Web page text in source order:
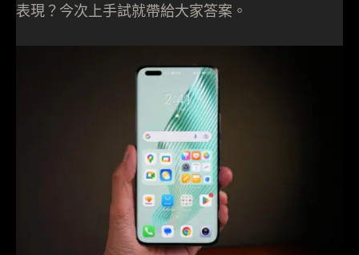
表現？今次上手試就帶給大家答案。